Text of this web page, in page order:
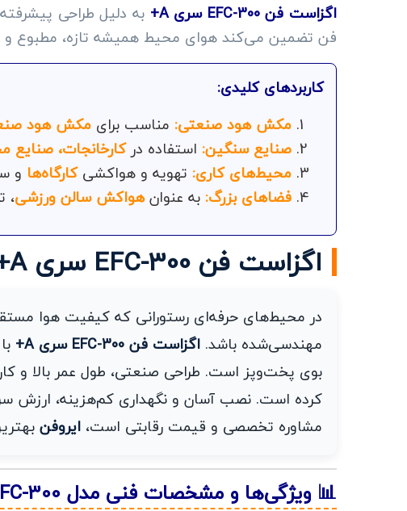
اگزاست فن EFC-300 سری A+
به دلیل طراحی
فن تضمین می‌کند هوای محیط همیشه تازه، مطبوع و
کاربردهای کلیدی:
مکش هود صنعتی: مناسب برای مکش هود
صنایع سنگین: استفاده درکارخانجات،
محیط‌های کاری: تهویه و هواکشیکارگاه‌ها و
فضاهای بزرگ: به عنوانهواکش سالن ورزشی،
اگزاست فن EFC-300 سری A+ برای تهویه رستوران
در محیط‌های حرفه‌ای رستورانی که کیفیت هوا
مهندسی‌شده باشد. اگزاست فن EFC-300 سری A+
بوی پخت‌وپز است. طراحی صنعتی، طول عمر بالا و
کرده است. نصب آسان و نگهداری کم‌هزینه، ارزش
مشاوره تخصصی و قیمت رقابتی است، ایروفن
📊 ویژگی‌ها و مشخصات فنی مدل EFC-300 (مدل EFC-315)